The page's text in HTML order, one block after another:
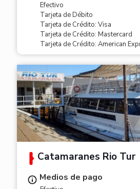
Efectivo
Tarjeta de Débito
Tarjeta de Crédito: Visa
Tarjeta de Crédito: Mastercard
Tarjeta de Crédito: American
Catamaranes Rio Tur
Medios de pago